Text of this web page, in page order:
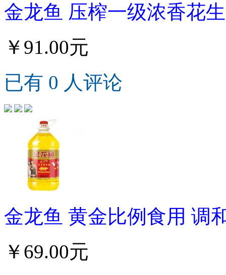
金龙鱼 压榨一级浓香花
￥91.00元
已有 0 人评论
金龙鱼 黄金比例食用 调
￥69.00元